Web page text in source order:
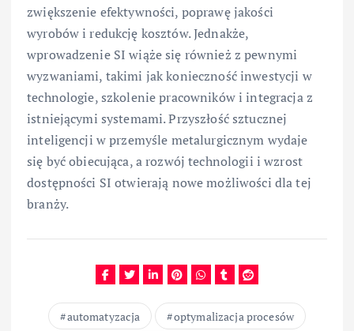
zwiększenie efektywności, poprawę jakości
wyrobów i redukcję kosztów. Jednakże,
wprowadzenie SI wiąże się również z pewnymi
wyzwaniami, takimi jak konieczność inwestycji w
technologie, szkolenie pracowników i integracja z
istniejącymi systemami. Przyszłość sztucznej
inteligencji w przemyśle metalurgicznym wydaje
się być obiecująca, a rozwój technologii i wzrost
dostępności SI otwierają nowe możliwości dla tej
branży.
automatyzacja
optymalizacja procesów